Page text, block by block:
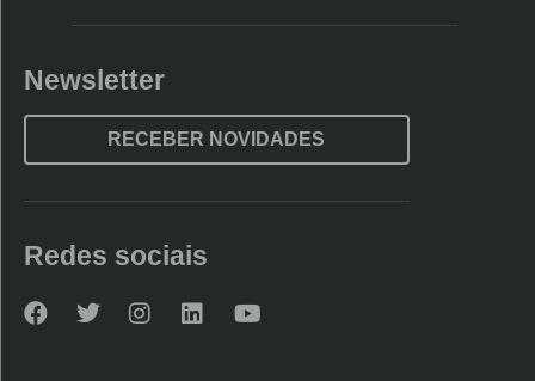
Newsletter
RECEBER NOVIDADES
Redes sociais
NovaNova Nova Nova